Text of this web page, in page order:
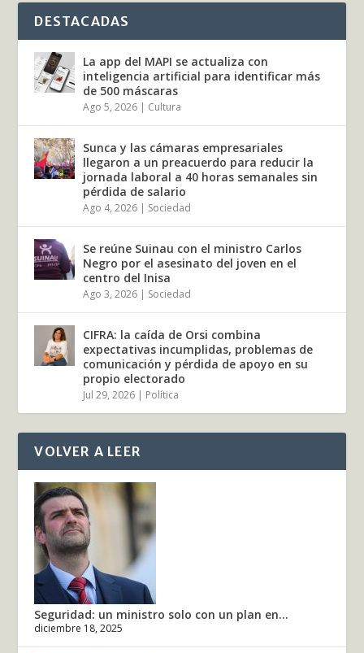
DESTACADAS
La app del MAPI se actualiza con
inteligencia artificial para identificar más
de 500 máscaras
Ago 5, 2026 | Cultura
Sunca y las cámaras empresariales
llegaron a un preacuerdo para reducir la
jornada laboral a 40 horas semanales sin
pérdida de salario
Ago 4, 2026 | Sociedad
Se reúne Suinau con el ministro Carlos
Negro por el asesinato del joven en el
centro del Inisa
Ago 3, 2026 | Sociedad
CIFRA: la caída de Orsi combina
expectativas incumplidas, problemas de
comunicación y pérdida de apoyo en su
propio electorado
Jul 29, 2026 | Política
VOLVER A LEER
Seguridad: un ministro solo con un plan en...
diciembre 18, 2025